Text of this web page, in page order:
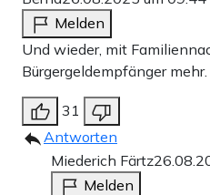
Melden
Und wieder, mit
Bürgergeldempfänger mehr.
31
Antworten
Miederich Färtz
Melden